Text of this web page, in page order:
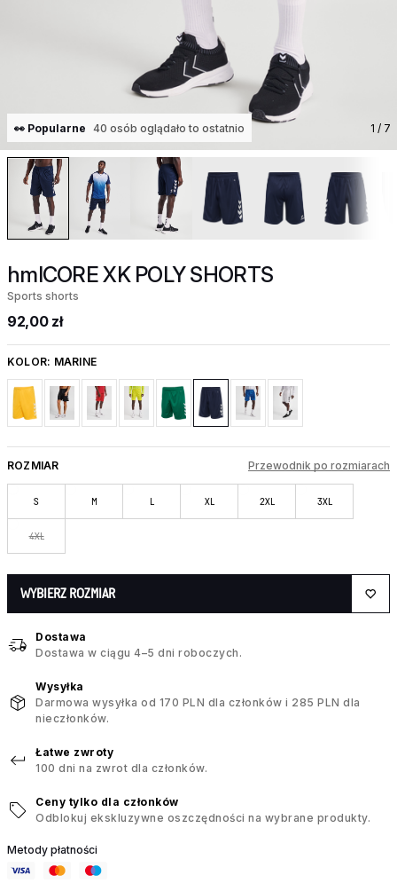
👀 Popularne 40 osób oglądało to ostatnio 1 / 7
hmlCORE XK POLY SHORTS
Sports shorts
92,00 zł
KOLOR: MARINE
ROZMIAR Przewodnik po rozmiarach
S M L XL 2XL 3XL
4XL
WYBIERZ ROZMIAR
Dostawa
Dostawa w ciągu 4–5 dni roboczych.
Wysyłka
Darmowa wysyłka od 170 PLN dla członków i 285 PLN dla
nieczłonków.
Łatwe zwroty
100 dni na zwrot dla członków.
Ceny tylko dla członków
Odblokuj ekskluzywne oszczędności na wybrane produkty.
Metody płatności